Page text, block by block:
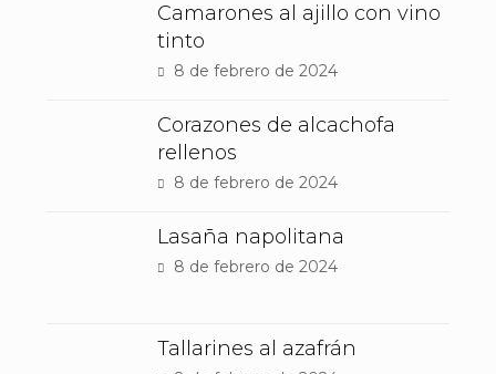
Camarones al ajillo con vino
tinto
8 de febrero de 2024
Corazones de alcachofa
rellenos
8 de febrero de 2024
Lasaña napolitana
8 de febrero de 2024
Tallarines al azafrán